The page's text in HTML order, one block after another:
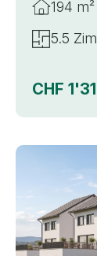
194
5.5
CHF